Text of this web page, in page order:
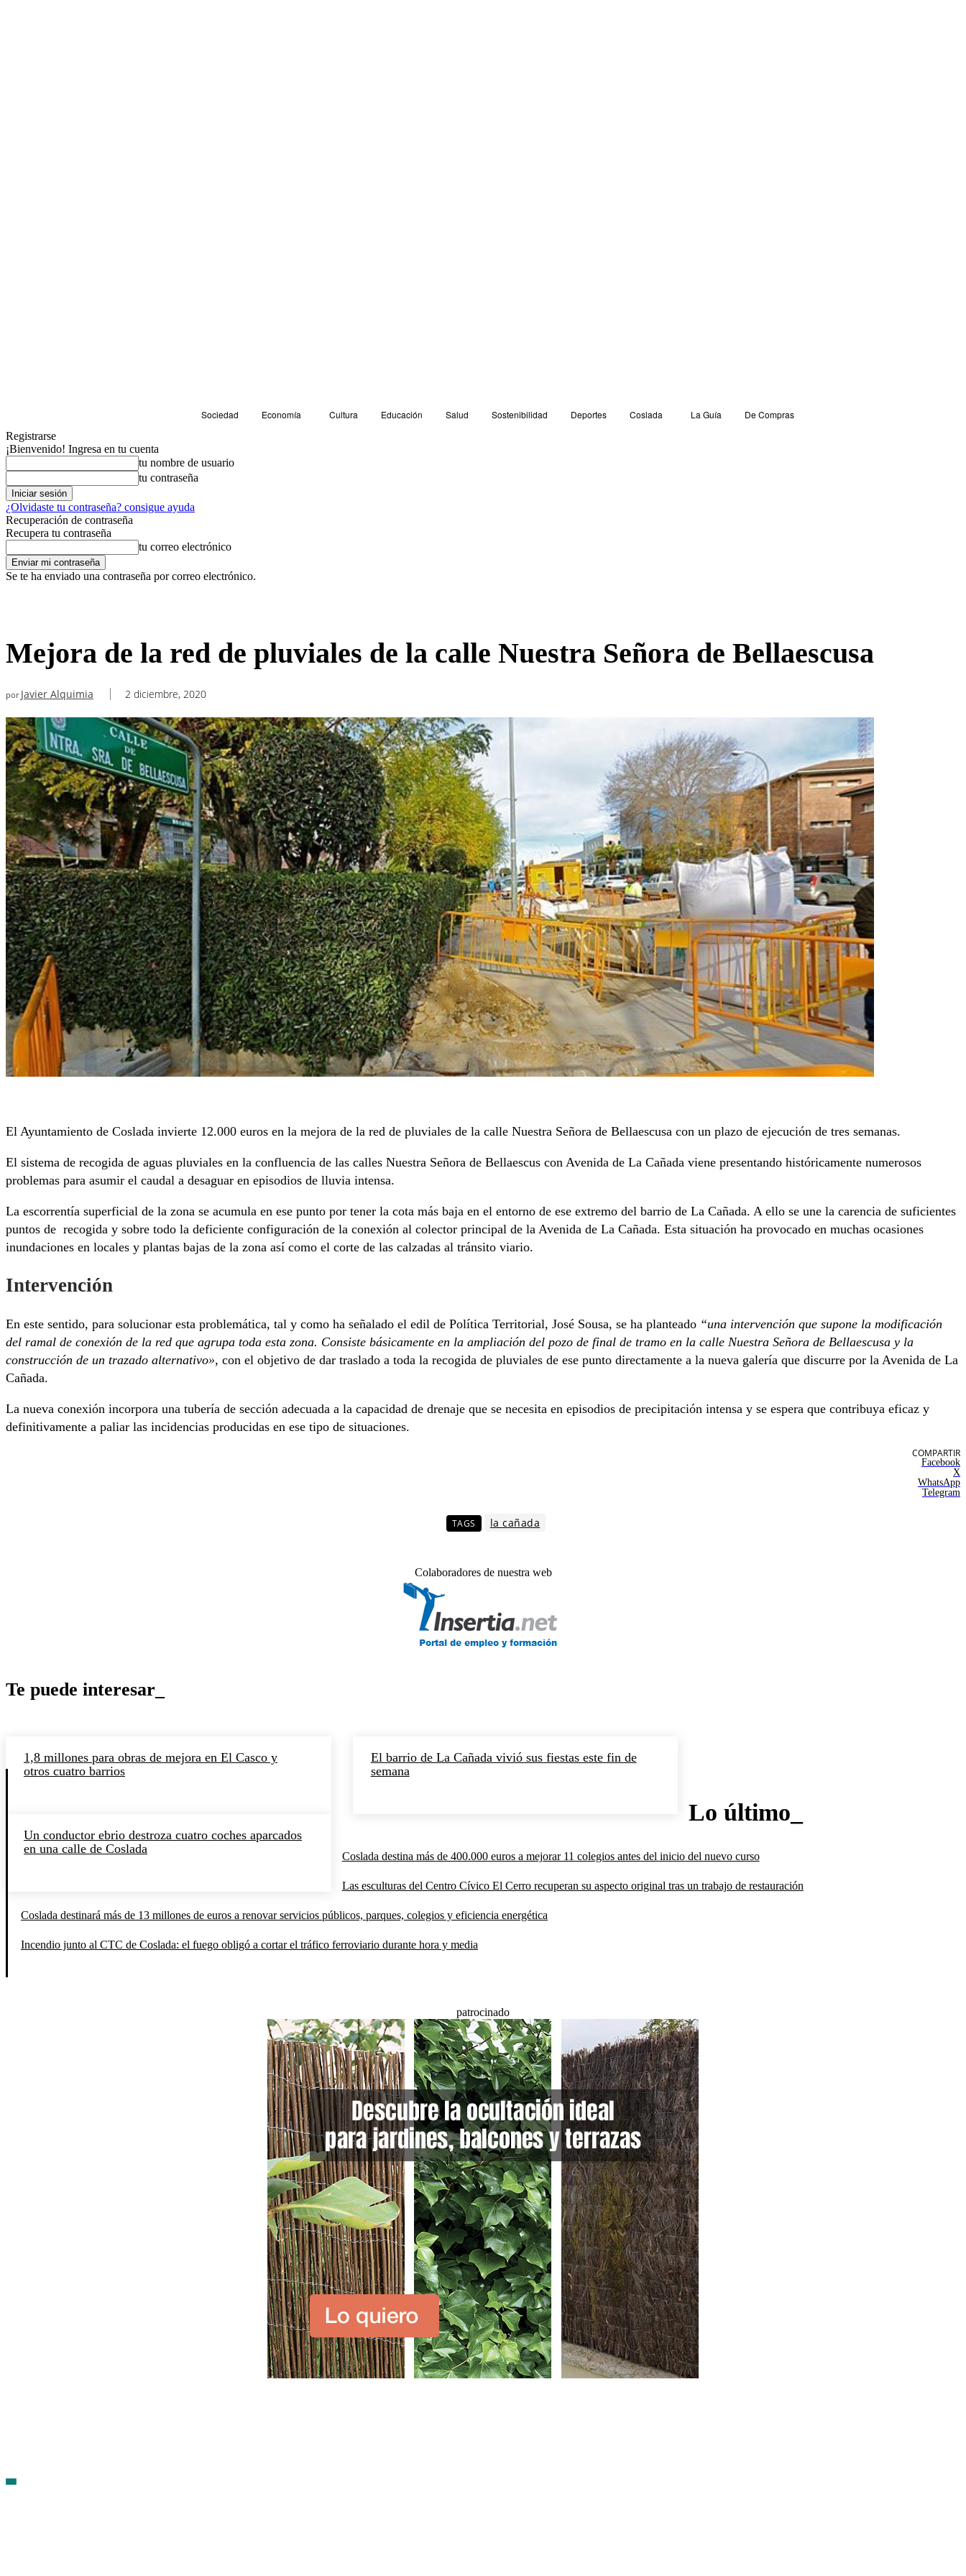
Sociedad Economía Cultura Educación Salud Sostenibilidad Deportes Coslada La Guía
De Compras
Registrarse
¡Bienvenido! Ingresa en tu cuenta
tu nombre de usuario
tu contraseña
¿Olvidaste tu contraseña? consigue ayuda
Recuperación de contraseña
Recupera tu contraseña
tu correo electrónico
Se te ha enviado una contraseña por correo electrónico.
Mejora de la red de pluviales de la calle Nuestra Señora de Bellaescusa
por Javier Alquimia 2 diciembre, 2020
El Ayuntamiento de Coslada invierte 12.000 euros en la mejora de la red de pluviales de la calle Nuestra Señora de Bellaescusa con un plazo de ejecución de tres semanas.
El sistema de recogida de aguas pluviales en la confluencia de las calles Nuestra Señora de Bellaescus con Avenida de La Cañada viene presentando históricamente numerosos
problemas para asumir el caudal a desaguar en episodios de lluvia intensa.
La escorrentía superficial de la zona se acumula en ese punto por tener la cota más baja en el entorno de ese extremo del barrio de La Cañada. A ello se une la carencia de suficientes
puntos de recogida y sobre todo la deficiente configuración de la conexión al colector principal de la Avenida de La Cañada. Esta situación ha provocado en muchas ocasiones
inundaciones en locales y plantas bajas de la zona así como el corte de las calzadas al tránsito viario.
Intervención
En este sentido, para solucionar esta problemática, tal y como ha señalado el edil de Política Territorial, José Sousa, se ha planteado “una intervención que supone la modificación
del ramal de conexión de la red que agrupa toda esta zona. Consiste básicamente en la ampliación del pozo de final de tramo en la calle Nuestra Señora de Bellaescusa y la
construcción de un trazado alternativo», con el objetivo de dar traslado a toda la recogida de pluviales de ese punto directamente a la nueva galería que discurre por la Avenida de La
Cañada.
La nueva conexión incorpora una tubería de sección adecuada a la capacidad de drenaje que se necesita en episodios de precipitación intensa y se espera que contribuya eficaz y
definitivamente a paliar las incidencias producidas en ese tipo de situaciones.
COMPARTIR
Facebook
X
WhatsApp
Telegram
TAGS la cañada
Colaboradores de nuestra web
Te puede interesar_
1,8 millones para obras de mejora en El Casco y
otros cuatro barrios
El barrio de La Cañada vivió sus fiestas este fin de
semana
Un conductor ebrio destroza cuatro coches aparcados
en una calle de Coslada
Lo último_
Coslada destina más de 400.000 euros a mejorar 11 colegios antes del inicio del nuevo curso
Las esculturas del Centro Cívico El Cerro recuperan su aspecto original tras un trabajo de restauración
Coslada destinará más de 13 millones de euros a renovar servicios públicos, parques, colegios y eficiencia energética
Incendio junto al CTC de Coslada: el fuego obligó a cortar el tráfico ferroviario durante hora y media
patrocinado